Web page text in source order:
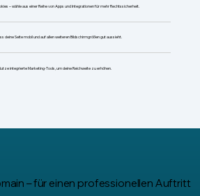
– wähle aus einer Reihe von Apps und Integrationen für mehr Rechtssicherheit.
deine Seite mobil und auf allen weiteren Bildschirmgrößen gut aussieht.
integrierte Marketing-Tools, um deine Reichweite zu erhöhen.
– für einen professionellen Auftritt